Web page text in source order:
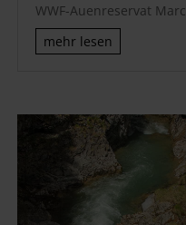
WWF-Auenreservat
mehr lesen